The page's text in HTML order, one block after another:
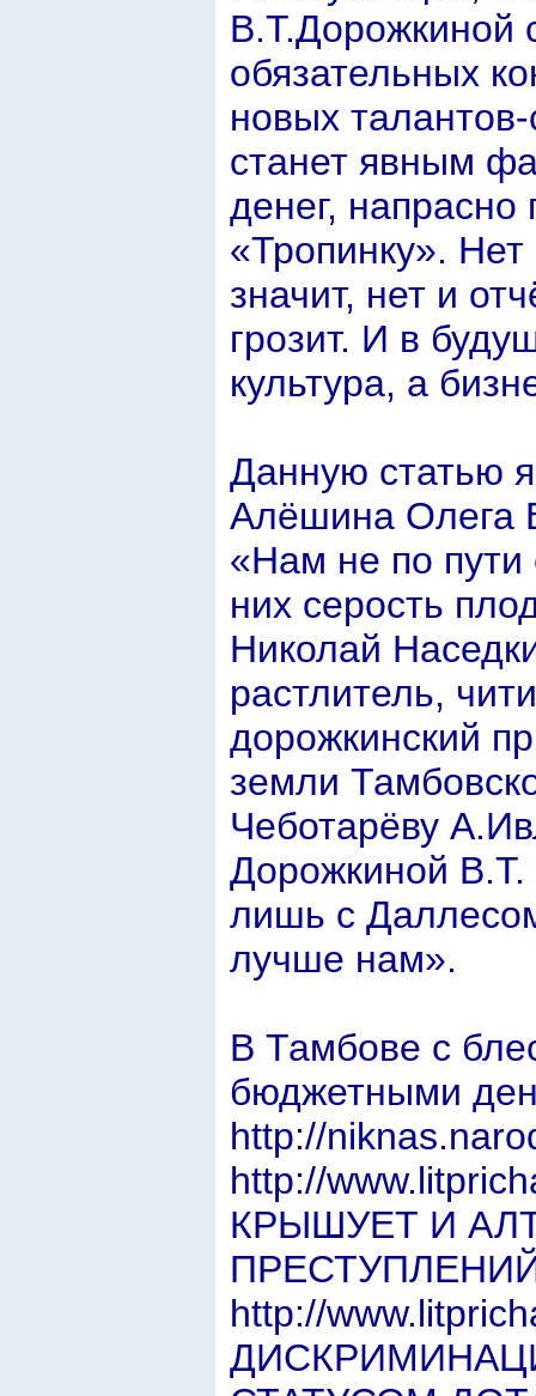
В.Т.Дорожкиной
обязательных
новых
станет явным
денег,
«Тропинку».
значит, нет и
грозит. И в
культура, а
Данную статью
Алёшина Олега
«Нам не по пути
них серость
Николай
растлитель,
дорожкинский
земли
Чеботарёву
Дорожкиной В.Т.
лишь с
лучше нам».
В Тамбове с
бюджетными
http://
http://
КРЫШУЕТ И
ПРЕСТУПЛЕНИЙ
http://